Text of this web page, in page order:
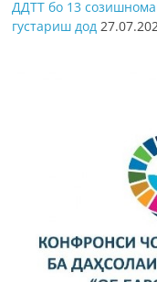
ДДТТ бо 13
густариш дод